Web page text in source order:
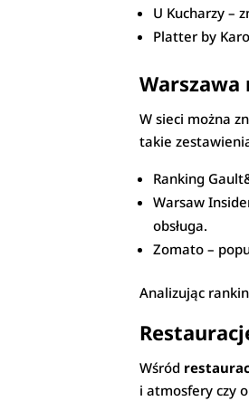
U Kucharzy –
Platter by
W sieci można
takie
Ranking
Warsaw
obsługa.
Zomato –
Analizując
Wśród
i atmosfery czy